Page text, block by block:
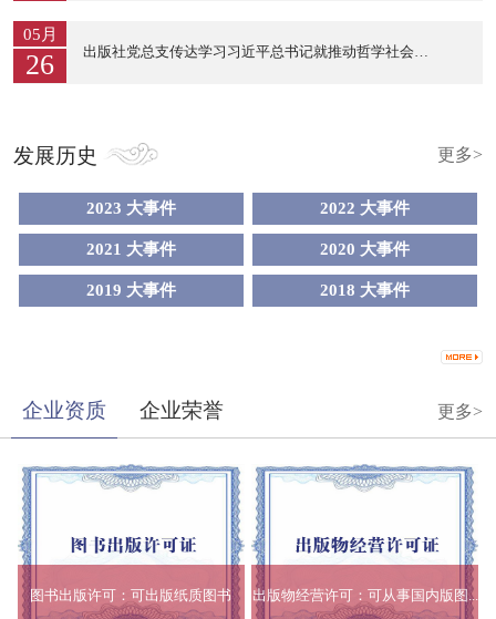
05月
26
发展历史 更多>
2023 大事件 2022 大事件
2021 大事件 2020 大事件
2019 大事件 2018 大事件
企业资质 企业荣誉 更多>
图书出版许可：可出版纸质图书 出版物经营许可：可从事国内版图...